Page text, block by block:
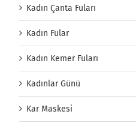
Kadın Çanta Fuları
Kadın Fular
Kadın Kemer Fuları
Kadınlar Günü
Kar Maskesi